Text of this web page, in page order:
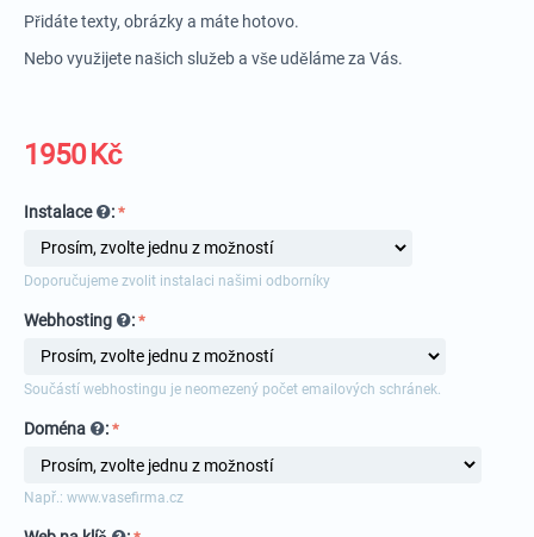
Přidáte texty, obrázky a máte hotovo.
Nebo využijete našich služeb a vše uděláme za Vás.
1950Kč
Instalace :
Doporučujeme zvolit instalaci našimi odborníky
Webhosting :
Součástí webhostingu je neomezený počet emailových schránek.
Doména :
Např.: www.vasefirma.cz